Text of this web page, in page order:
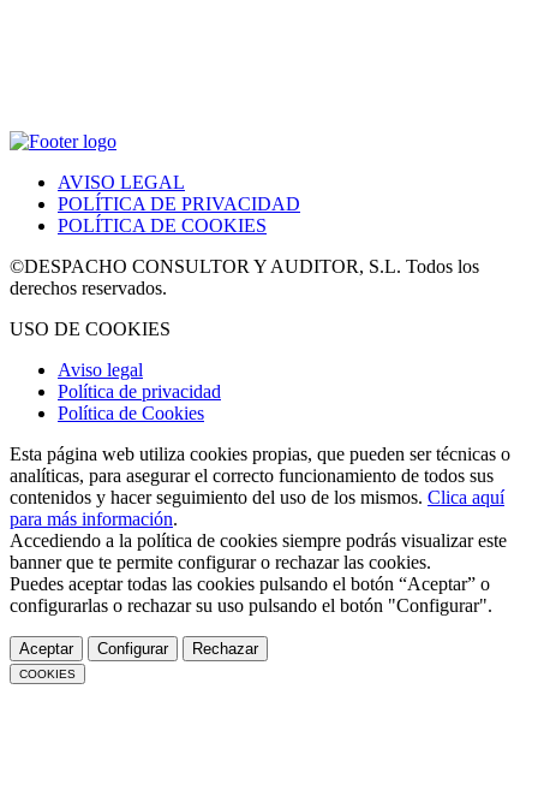
AVISO LEGAL
POLÍTICA DE PRIVACIDAD
POLÍTICA DE COOKIES
©DESPACHO CONSULTOR Y AUDITOR, S.L. Todos los
derechos reservados.
USO DE COOKIES
Aviso legal
Política de privacidad
Política de Cookies
Esta página web utiliza cookies propias, que pueden ser técnicas o
analíticas, para asegurar el correcto funcionamiento de todos sus
contenidos y hacer seguimiento del uso de los mismos. Clica aquí
para más información.
Accediendo a la política de cookies siempre podrás visualizar este
banner que te permite configurar o rechazar las cookies.
Puedes aceptar todas las cookies pulsando el botón “Aceptar” o
configurarlas o rechazar su uso pulsando el botón "Configurar".
Aceptar Configurar Rechazar
COOKIES